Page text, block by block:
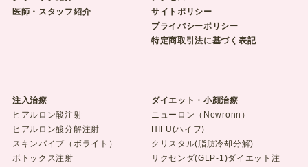
医師・スタッフ紹介
サイトポリシー
プライバシーポリシー
特定商取引法に基づく表記
注入治療
ヒアルロン酸注射
ヒアルロン酸分解注射
スキンバイブ（ボライト）
ボトックス注射
ダイエット・小顔治療
ニューロン（Newronn）
HIFU(ハイフ)
クリスタル(脂肪冷却分解)
サクセンダ(GLP-1)ダイエット注